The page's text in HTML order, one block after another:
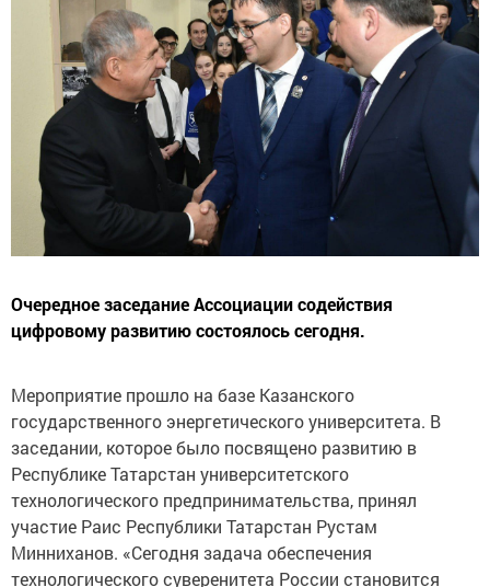
Очередное заседание Ассоциации содействия
цифровому развитию состоялось сегодня.
Мероприятие прошло на базе Казанского
государственного энергетического университета. В
заседании, которое было посвящено развитию в
Республике Татарстан университетского
технологического предпринимательства, принял
участие Раис Республики Татарстан Рустам
Минниханов. «Сегодня задача обеспечения
технологического суверенитета России становится